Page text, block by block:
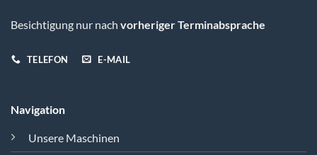
Besichtigung nur nach vorheriger Terminabsprache
TELEFON E-MAIL
Navigation
Unsere Maschinen